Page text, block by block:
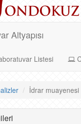
Altyapısı
Listesi
İdrar muayenesi